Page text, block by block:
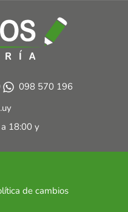
098 570 196
a 18:00 y
de cambios